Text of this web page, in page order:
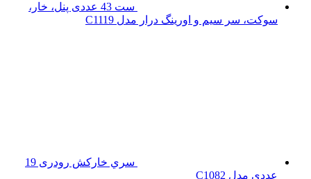
ست 43 عددی پنل، خار،
سوکت، سر سیم و اورینگ درار مدل C1119
سري خارکش رودری 19
عددی مدل C1082